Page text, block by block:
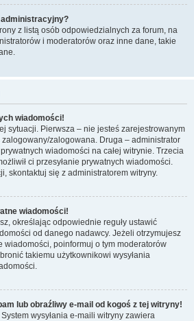
administracyjny?
z listą osób odpowiedzialnych za forum, na
i moderatorów oraz inne dane, takie
wiadomości!
sytuacji. Pierwsza – nie jesteś zarejestrowanym
zalogowana. Druga – administrator
prywatnych wiadomości na całej witrynie. Trzecia
ci przesyłanie prywatnych wiadomości.
skontaktuj się z administratorem witryny.
wiadomości!
określając odpowiednie reguły ustawić
od danego nadawcy. Jeżeli otrzymujesz
wiadomości, poinformuj o tym moderatorów
takiemu użytkownikowi wysyłania
lub obraźliwy e-mail od kogoś z tej witryny!
wysyłania e-maili witryny zawiera